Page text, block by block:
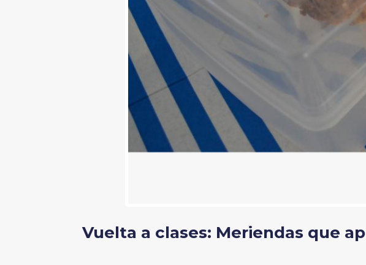
Vuelta a clases: Meriendas que